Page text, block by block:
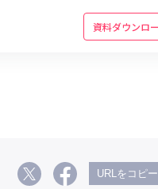
資料ダウンロ
URLをコピ